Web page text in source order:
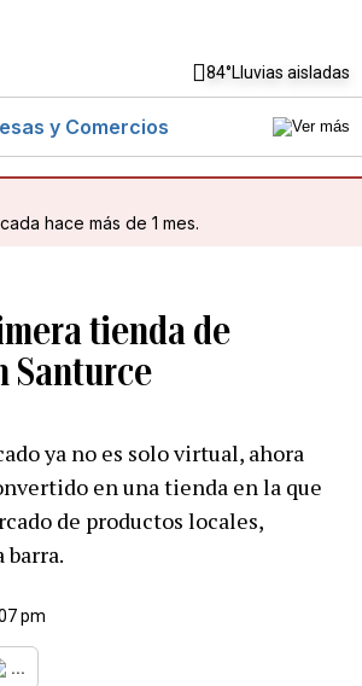
84°Lluvias aisladas
y Comercios
hace más de 1 mes.
tienda de
Santurce
ya no es solo virtual, ahora
en una tienda en la que
de productos locales,
barra.
pm
...